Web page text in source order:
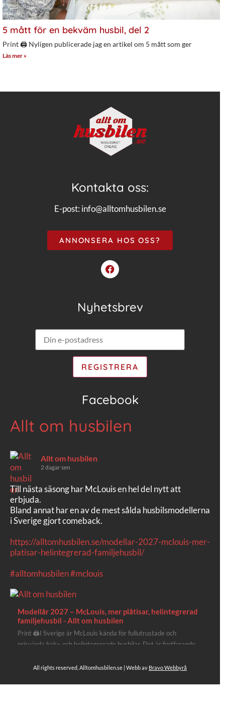
5 mått för en bekväm husbil, del 2
Print 🖨 Nyligen publicerade jag en artikel om 5 mått som ger
Läs mer »
Kontakta oss:
E-post: info@alltomhusbilen.se
ANNONSERA HOS OSS?
Nyhetsbrev
Facebook
Allt om husbilen
Allt om husbilen
2 dagar sen
Till nästa säsong har McLouis en hel del nytt att
erbjuda.
Bland annat har en av de mest sålda husbilsmodellerna
i Sverige gjort comeback.
https://alltomhusbilen.se/modellar-2027-mclouis-mer-
platisar-helintegrerad-familjehusbil/
#alltomhusbilen#mclouis
Modellår 2027 – McLouis, mer plåtisar, helintegrerad
familjehusbil - Allt om husbilen
Print 🖨I Sverige är McLouis kända för fullutrustade och
prisvärda halv- och helintegrerade husbilar. Det är fortfarande
plåtisutbud lite extra kärlek med hela 3 nya utrustningsnivåer.
All rights reserved, Alltomhusbilen.se | Webb av Bravo Webbyrå